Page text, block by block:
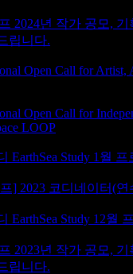
2024년 작가 공모, 기
립니다.
Open Call for Artist,
Open Call for
LOOP
EarthSea Study 1월 프
] 2023 코디네이터(
EarthSea Study 12월
2023년 작가 공모, 기
립니다.